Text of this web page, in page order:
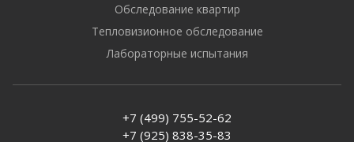
Обследование квартир
Тепловизионное обследование
Лабораторные испытания
+7 (499) 755-52-62
+7 (925) 838-35-83